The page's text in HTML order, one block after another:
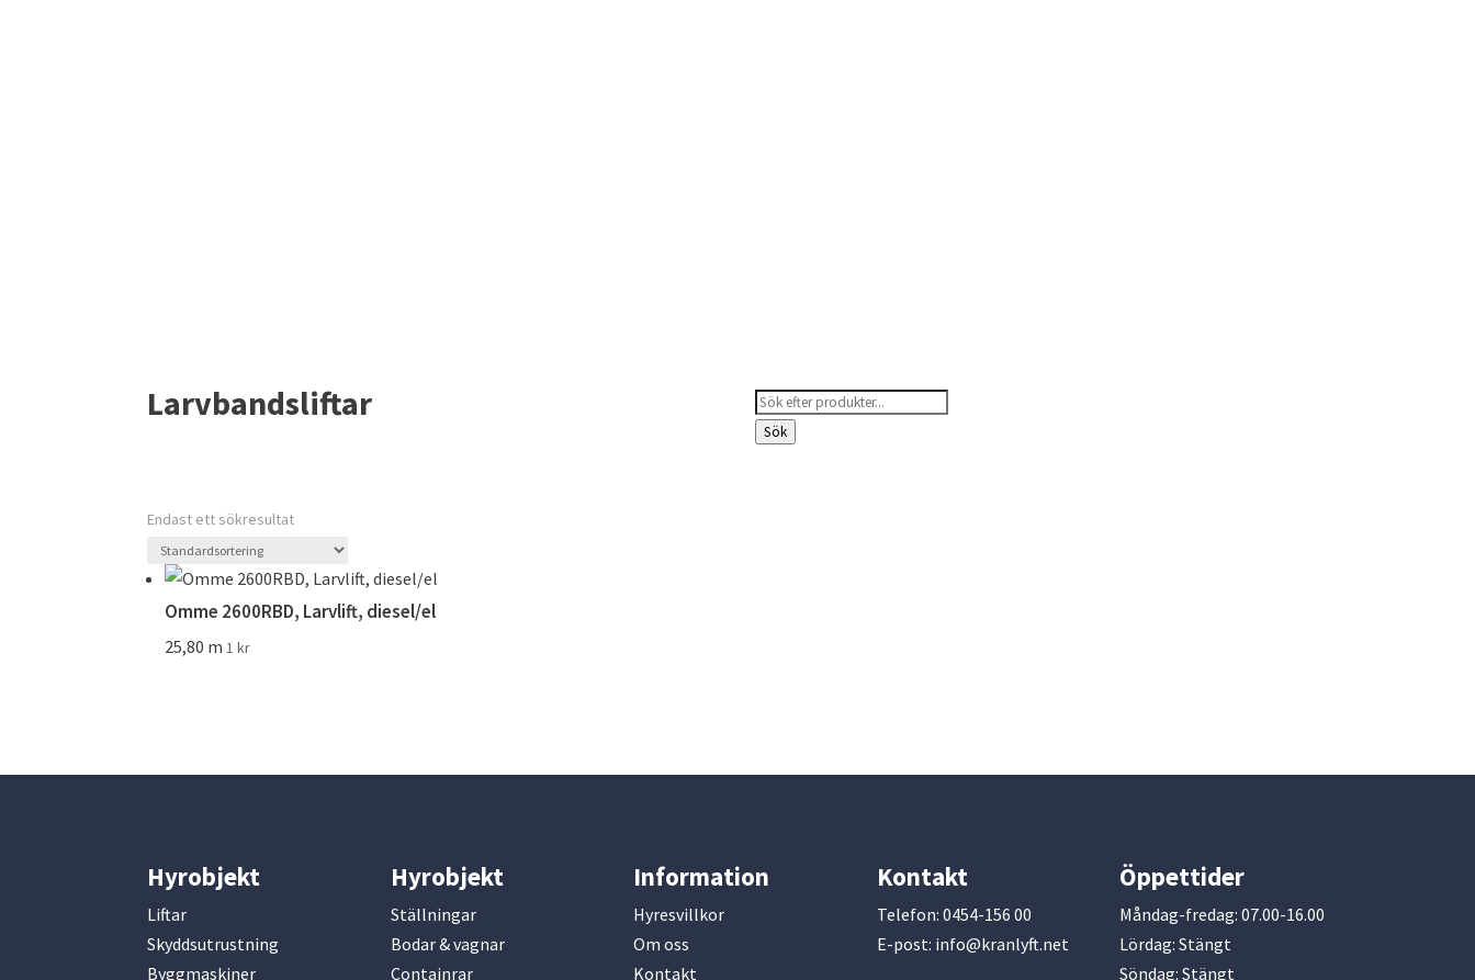
Larvbandsliftar
Products
search
Sök
Endast ett sökresultat
Omme 2600RBD, Larvlift, diesel/el
25,80 m 1kr
Hyrobjekt
Liftar
Skyddsutrustning
Byggmaskiner
Hyrobjekt
Ställningar
Bodar & vagnar
Containrar
Information
Hyresvillkor
Om oss
Kontakt
Kontakt
Telefon: 0454-156 00
E-post: info@kranlyft.net
Öppettider
Måndag-fredag: 07.00-16.00
Lördag: Stängt
Söndag: Stängt